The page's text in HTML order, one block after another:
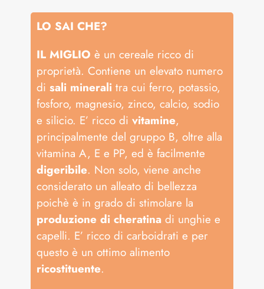
LO SAI CHE?
IL MIGLIOè un cereale ricco di
proprietà. Contiene un elevato numero
disali minerali tra cui ferro, potassio,
fosforo, magnesio, zinco, calcio, sodio
e silicio. E’ ricco divitamine,
principalmente del gruppo B, oltre alla
vitamina A, E e PP, ed è facilmente
digeribile. Non solo, viene anche
considerato un alleato di bellezza
poichè è in grado di stimolare la
produzione di cheratina di unghie e
capelli. E’ ricco di carboidrati e per
questo è un ottimo alimento
ricostituente.